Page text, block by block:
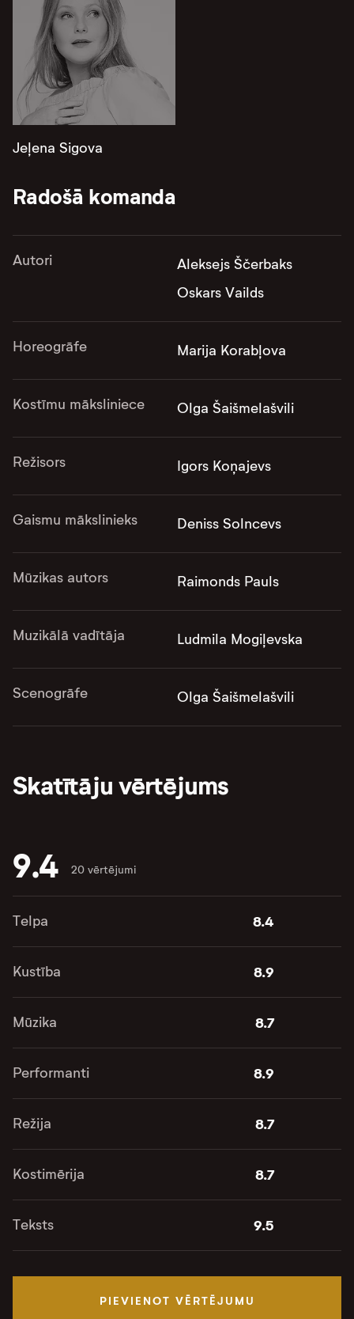
Jeļena Sigova
Radošā komanda
Autori
Aleksejs Ščerbaks
Oskars Vailds
Horeogrāfe Marija Korabļova
Kostīmu māksliniece Olga Šaišmelašvili
Režisors Igors Koņajevs
Gaismu mākslinieks Deniss Solncevs
Mūzikas autors Raimonds Pauls
Muzikālā vadītāja Ludmila Mogiļevska
Scenogrāfe Olga Šaišmelašvili
Skatītāju vērtējums
9.4 20 vērtējumi
Telpa 8.4
Kustība 8.9
Mūzika 8.7
Performanti 8.9
Režija 8.7
Kostimērija 8.7
Teksts 9.5
PIEVIENOT VĒRTĒJUMU